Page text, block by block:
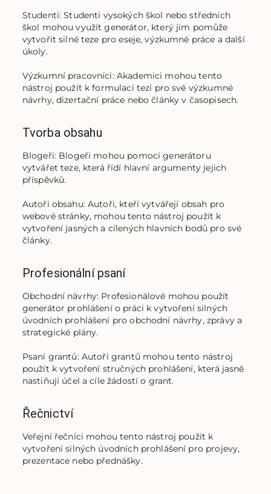
Studenti: Studenti vysokých škol nebo středních
škol mohou využít generátor, který jim pomůže
vytvořit silné teze pro eseje, výzkumné práce a další
úkoly.
Výzkumní pracovníci: Akademici mohou tento
nástroj použít k formulaci tezí pro své výzkumné
návrhy, dizertační práce nebo články v časopisech.
Tvorba obsahu
Blogeři: Blogeři mohou pomocí generátoru
vytvářet teze, která řídí hlavní argumenty jejich
příspěvků.
Autoři obsahu: Autoři, kteří vytvářejí obsah pro
webové stránky, mohou tento nástroj použít k
vytvoření jasných a cílených hlavních bodů pro své
články.
Profesionální psaní
Obchodní návrhy: Profesionálové mohou použít
generátor prohlášení o práci k vytvoření silných
úvodních prohlášení pro obchodní návrhy, zprávy a
strategické plány.
Psaní grantů: Autoři grantů mohou tento nástroj
použít k vytvoření stručných prohlášení, která jasně
nastiňují účel a cíle žádostí o grant.
Řečnictví
Veřejní řečníci mohou tento nástroj použít k
vytvoření silných úvodních prohlášení pro projevy,
prezentace nebo přednášky.